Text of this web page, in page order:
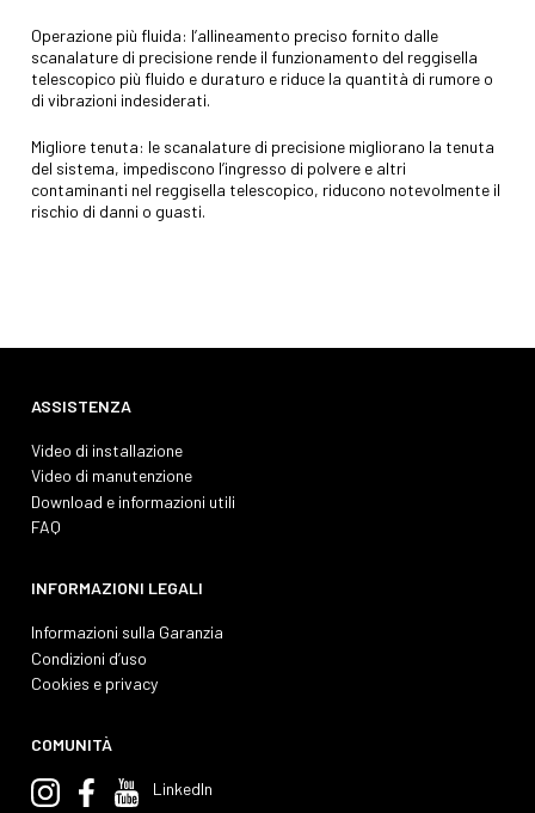
Operazione più fluida: l’allineamento preciso fornito dalle
scanalature di precisione rende il funzionamento del reggisella
telescopico più fluido e duraturo e riduce la quantità di rumore o
di vibrazioni indesiderati.
Migliore tenuta: le scanalature di precisione migliorano la tenuta
del sistema, impediscono l’ingresso di polvere e altri
contaminanti nel reggisella telescopico, riducono notevolmente il
rischio di danni o guasti.
ASSISTENZA
Video di installazione
Video di manutenzione
Download e informazioni utili
FAQ
INFORMAZIONI LEGALI
Informazioni sulla Garanzia
Condizioni d’uso
Cookies e privacy
COMUNITÀ
LinkedIn